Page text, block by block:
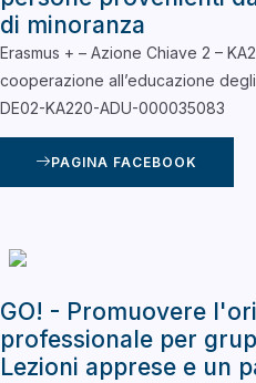
di minoranza
Erasmus + – Azione Chiave 2 –
cooperazione all’educazione
DE02-KA220-ADU-000035083
PAGINA FACEBOOK
GO! - Promuovere
professionale per
Lezioni apprese e un